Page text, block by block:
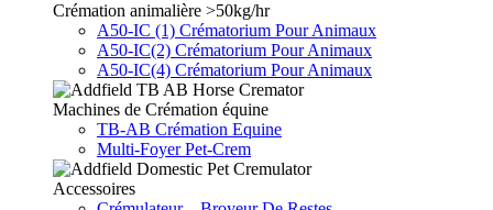
Crémation animalière >50kg/hr
A50-IC (1) Crématorium Pour Animaux
A50-IC(2) Crématorium Pour Animaux
A50-IC(4) Crématorium Pour Animaux
Machines de Crémation équine
TB-AB Crémation Equine
Multi-Foyer Pet-Crem
Accessoires